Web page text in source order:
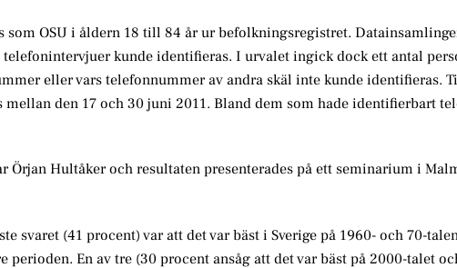
som OSU i åldern 18 till 84 år ur befolkningsregistret.
kunde identifieras. I urvalet ingick dock ett antal
eller vars telefonnummer av andra skäl inte kunde identifieras.
den 17 och 30 juni 2011. Bland dem som hade identifierbart
Örjan Hultåker och resultaten presenterades på ett seminarium i
svaret (41 procent) var att det var bäst i Sverige på 1960- och 70-
perioden. En av tre (30 procent ansåg att det var bäst på 2000-talet